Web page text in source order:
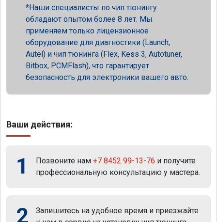
Наши специалисты по чип тюнингу
обладают опытом более 8 лет. Мы
применяем только лицензионное
оборудование для диагностики (Launch,
Autel) и чип тюнинга (Flex, Kess 3, Autotuner,
Bitbox, PCMFlash), что гарантирует
безопасность для электроники вашего авто.
Ваши действия:
1 Позвоните нам +7 8452 99-13-76 и получите
профессиональную консультацию у мастера.
2
Запишитесь на удобное время и приезжайте